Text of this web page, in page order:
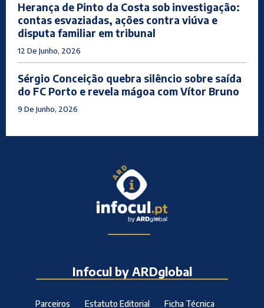
Herança de Pinto da Costa sob investigação:
contas esvaziadas, ações contra viúva e
disputa familiar em tribunal
12 De Junho, 2026
Sérgio Conceição quebra silêncio sobre saída
do FC Porto e revela mágoa com Vítor Bruno
9 De Junho, 2026
Infocul by ARDglobal
Parceiros Estatuto Editorial Ficha Técnica